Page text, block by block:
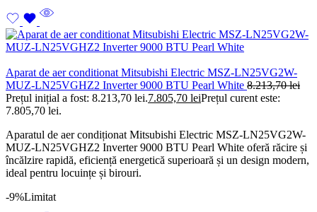
Aparat de aer conditionat Mitsubishi Electric MSZ-LN25VG2W-
MUZ-LN25VGHZ2 Inverter 9000 BTU Pearl White 8.213,70lei
Prețul inițial a fost: 8.213,70 lei.7.805,70 leiPrețul curent este:
7.805,70 lei.
Aparatul de aer condiționat Mitsubishi Electric MSZ-LN25VG2W-
MUZ-LN25VGHZ2 Inverter 9000 BTU Pearl White oferă răcire și
încălzire rapidă, eficiență energetică superioară și un design modern,
ideal pentru locuințe și birouri.
-9%Limitat